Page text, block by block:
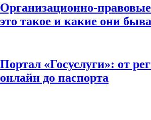
Организационно-
это такое и какие они
Портал «Госуслуги»: от
онлайн до паспорта